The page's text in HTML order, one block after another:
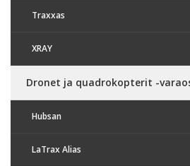
Traxxas
XRAY
Dronet ja quadrokopterit -
Hubsan
LaTrax Alias